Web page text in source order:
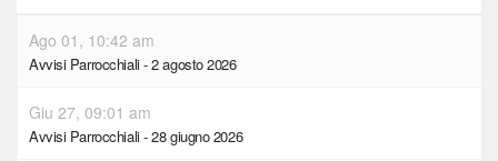
Ago 01, 10:42 am
Avvisi Parrocchiali - 2 agosto 2026
Giu 27, 09:01 am
Avvisi Parrocchiali - 28 giugno 2026